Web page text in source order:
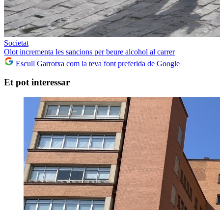
Societat
Olot incrementa les sancions per beure alcohol al carrer
Escull Garrotxa com la teva font preferida de Google
Et pot interessar